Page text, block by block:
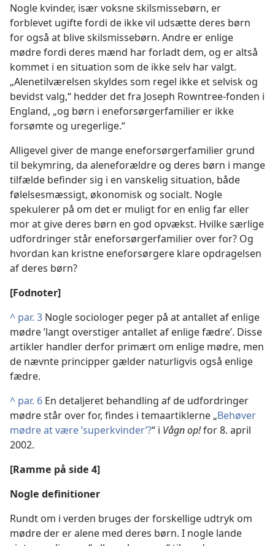
Nogle kvinder, især voksne skilsmissebørn, er
forblevet ugifte fordi de ikke vil udsætte deres børn
for også at blive skilsmissebørn. Andre er enlige
mødre fordi deres mænd har forladt dem, og er altså
kommet i en situation som de ikke selv har valgt.
„Alenetilværelsen skyldes som regel ikke et selvisk og
bevidst valg,“ hedder det fra Joseph Rowntree-fonden i
England, „og børn i eneforsørgerfamilier er ikke
forsømte og uregerlige.“
Alligevel giver de mange eneforsørgerfamilier grund
til bekymring, da aleneforældre og deres børn i mange
tilfælde befinder sig i en vanskelig situation, både
følelsesmæssigt, økonomisk og socialt. Nogle
spekulerer på om det er muligt for en enlig far eller
mor at give deres børn en god opvækst. Hvilke særlige
udfordringer står eneforsørgerfamilier over for? Og
hvordan kan kristne eneforsørgere klare opdragelsen
af deres børn?
[Fodnoter]
^ par. 3 Nogle sociologer peger på at antallet af enlige
mødre ’langt overstiger antallet af enlige fædre’. Disse
artikler handler derfor primært om enlige mødre, men
de nævnte principper gælder naturligvis også enlige
fædre.
^ par. 6 En detaljeret behandling af de udfordringer
mødre står over for, findes i temaartiklerne „Behøver
mødre at være ’superkvinder’?“ i Vågn op!for 8. april
2002.
[Ramme på side 4]
Nogle definitioner
Rundt om i verden bruges der forskellige udtryk om
mødre der er alene med deres børn. I nogle lande